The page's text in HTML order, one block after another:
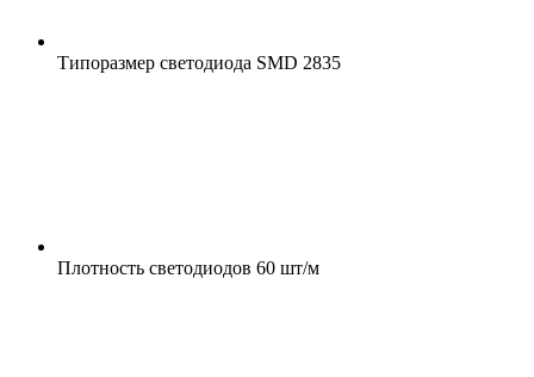
Типоразмер светодиода SMD 2835
Плотность светодиодов 60 шт/м